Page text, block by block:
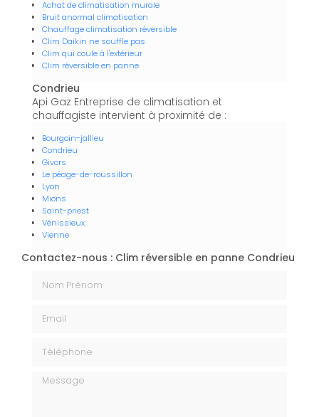
Achat de climatisation murale
Bruit anormal climatisation
Chauffage climatisation réversible
Clim Daikin ne souffle pas
Clim qui coule à l'extérieur
Clim réversible en panne
Condrieu
Api Gaz Entreprise de climatisation et
chauffagiste intervient à proximité de :
Bourgoin-jallieu
Condrieu
Givors
Le péage-de-roussillon
Lyon
Mions
Saint-priest
Vénissieux
Vienne
Contactez-nous : Clim réversible en panne Condrieu
Message